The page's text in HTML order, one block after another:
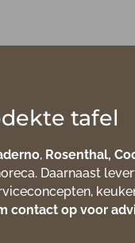
tafel
, Rosenthal,
Daarnaast
contact op voor